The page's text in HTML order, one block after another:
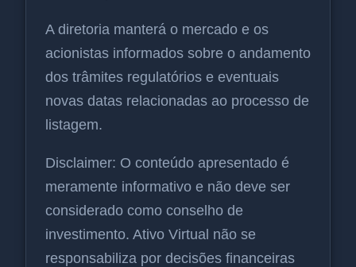
A diretoria manterá o mercado e os
acionistas informados sobre o andamento
dos trâmites regulatórios e eventuais
novas datas relacionadas ao processo de
listagem.
Disclaimer: O conteúdo apresentado é
meramente informativo e não deve ser
considerado como conselho de
investimento. Ativo Virtual não se
responsabiliza por decisões financeiras